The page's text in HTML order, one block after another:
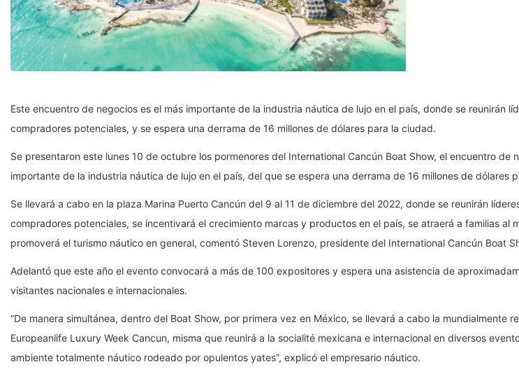
Este encuentro de negocios es el más importante de la industria náutica de lujo en el país, donde se reunirán
compradores potenciales, y se espera una derrama de 16 millones de dólares para la ciudad.
Se presentaron este lunes 10 de octubre los pormenores del International Cancún Boat Show, el encuentro de
importante de la industria náutica de lujo en el país, del que se espera una derrama de 16 millones de dólares
Se llevará a cabo en la plaza Marina Puerto Cancún del 9 al 11 de diciembre del 2022, donde se reunirán
compradores potenciales, se incentivará el crecimiento marcas y productos en el país, se atraerá a familias al
promoverá el turismo náutico en general, comentó Steven Lorenzo, presidente del International Cancún Boat
Adelantó que este año el evento convocará a más de 100 expositores y espera una asistencia de
visitantes nacionales e internacionales.
“De manera simultánea, dentro del Boat Show, por primera vez en México, se llevará a cabo la mundialmente
Europeanlife Luxury Week Cancun, misma que reunirá a la socialité mexicana e internacional en diversos
ambiente totalmente náutico rodeado por opulentos yates”, explicó el empresario náutico.